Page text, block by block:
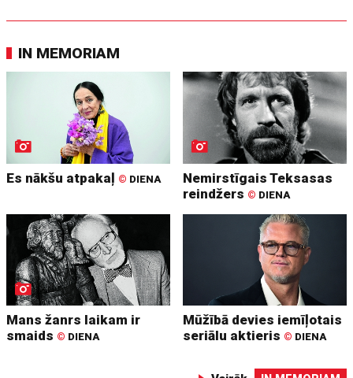
IN MEMORIAM
Es nākšu atpakaļ © DIENA
Nemirstīgais Teksasas
reindžers © DIENA
Mans žanrs laikam ir
smaids © DIENA
Mūžībā devies iemīļotais
seriālu aktieris © DIENA